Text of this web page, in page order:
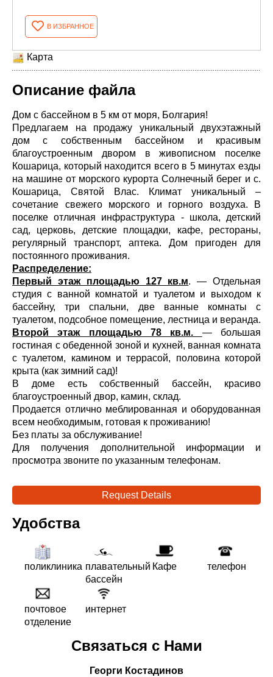
В ИЗБРАННОЕ
Карта
Описание файла
Дом с бассейном в 5 км от моря, Болгария!
Предлагаем на продажу уникальный двухэтажный
дом с собственным бассейном и красивым
благоустроенным двором в живописном поселке
Кошарица, который находится всего в 5 минутах езды
на машине от морского курорта Солнечный берег и с.
Кошарица, Святой Влас. Климат уникальный –
сочетание свежего морского и горного воздуха. В
поселке отличная инфраструктура - школа, детский
сад, церковь, детские площадки, кафе, рестораны,
регулярный транспорт, аптека. Дом пригоден для
постоянного проживания.
Распределение:
Первый этаж площадью 127 кв.м. — Отдельная
студия с ванной комнатой и туалетом и выходом к
бассейну, три спальни, две ванные комнаты с
туалетом, подсобное помещение, лестница и веранда.
Второй этаж площадью 78 кв.м. — большая
гостиная с обеденной зоной и кухней, ванная комната
с туалетом, камином и террасой, половина которой
крыта (как зимний сад)!
В доме есть собственный бассейн, красиво
благоустроенный двор, камин, склад.
Продается отлично меблированная и оборудованная
всем необходимым, готовая к проживанию!
Без платы за обслуживание!
Для получения дополнительной информации и
просмотра звоните по указанным телефонам.
Request Details
Удобства
поликлиника плавательный
бассейн
Кафе телефон
почтовое
отделение
интернет
Связаться с Нами
Георги Костадинов